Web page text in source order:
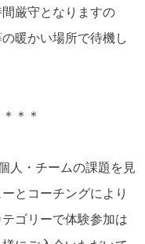
厳守となりますの
暖かい場所で待機し
＊＊
人・チームの課題を見
とコーチングにより
ゴリーで体験参加は